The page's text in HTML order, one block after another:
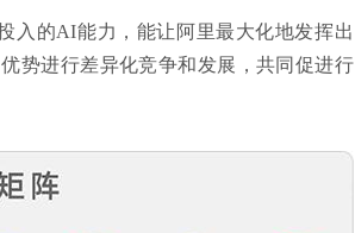
入的AI能力，能让阿里最大化地发挥出
势进行差异化竞争和发展，共同促进行